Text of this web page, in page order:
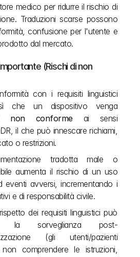
medico per ridurre il rischio di
Traduzioni scarse possono
confusione per l'utente e
dal mercato.
(Rischi di non
con i requisiti linguistici
che un dispositivo venga
non conforme ai sensi
il che può innescare richiami,
o restrizioni.
tradotta male o
aumenta il rischio di un uso
eventi avversi, incrementando i
e di responsabilità civile.
dei requisiti linguistici può
la sorveglianza post-
(gli utenti/pazienti
comprendere le istruzioni,